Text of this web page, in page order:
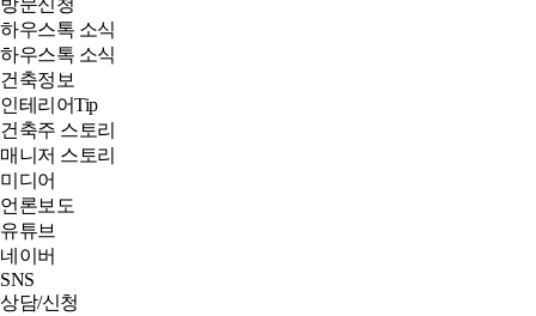
방문신청
하우스톡 소식
하우스톡 소식
건축정보
인테리어Tip
건축주 스토리
매니저 스토리
미디어
언론보도
유튜브
네이버
SNS
상담/신청